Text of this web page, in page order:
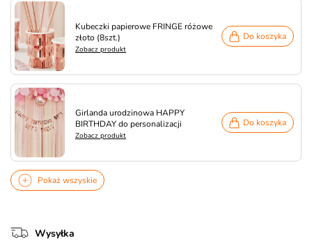
Kubeczki papierowe FRINGE różowe
złoto (8szt.)
Zobacz produkt
Do koszyka
Girlanda urodzinowa HAPPY
BIRTHDAY do personalizacji
Zobacz produkt
Do koszyka
Pokaż wszyskie
Wysyłka